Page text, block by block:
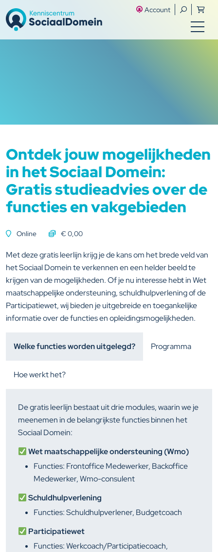
Account
Ontdek jouw mogelijkheden
in het Sociaal Domein:
Gratis studieadvies over de
functies en vakgebieden
Online € 0,00
Met deze gratis leerlijn krijg je de kans om het brede veld van
het Sociaal Domein te verkennen en een helder beeld te
krijgen van de mogelijkheden. Of je nu interesse hebt in Wet
maatschappelijke ondersteuning, schuldhulpverlening of de
Participatiewet, wij bieden je uitgebreide en toegankelijke
informatie over de functies en opleidingsmogelijkheden.
Welke functies worden uitgelegd? Programma
Hoe werkt het?
De gratis leerlijn bestaat uit drie modules, waarin we je
meenemen in de belangrijkste functies binnen het
Sociaal Domein:
Wet maatschappelijke ondersteuning (Wmo)
Functies: Frontoffice Medewerker, Backoffice
Medewerker, Wmo-consulent
Schuldhulpverlening
Functies: Schuldhulpverlener, Budgetcoach
Participatiewet
Functies: Werkcoach/Participatiecoach,